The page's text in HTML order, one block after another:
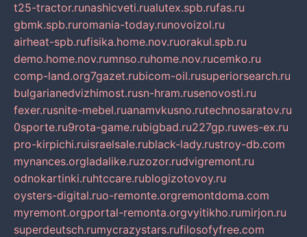
t25-tractor.runashicveti.rualutex.spb.rufas.ru
gbmk.spb.ruromania-today.runovoizol.ru
airheat-spb.rufisika.home.nov.ruorakul.spb.ru
demo.home.nov.rumnso.ruhome.nov.rucemko.ru
comp-land.org7gazet.rubicom-oil.rusuperiorsearch.ru
bulgarianedvizhimost.rusn-hram.rusenovosti.ru
fexer.rusnite-mebel.ruanamvkusno.rutechnosaratov.ru
0sporte.ru9rota-game.rubigbad.ru227gp.ruwes-ex.ru
pro-kirpichi.ruisraelsale.rublack-lady.rustroy-db.com
mynances.orgladalike.ruzozor.rudvigremont.ru
odnokartinki.ruhtccare.rublogizotovoy.ru
oysters-digital.ruo-remonte.orgremontdoma.com
myremont.orgportal-remonta.orgvyitikho.rumirjon.ru
superdeutsch.rumycrazystars.rufilosofyfree.com